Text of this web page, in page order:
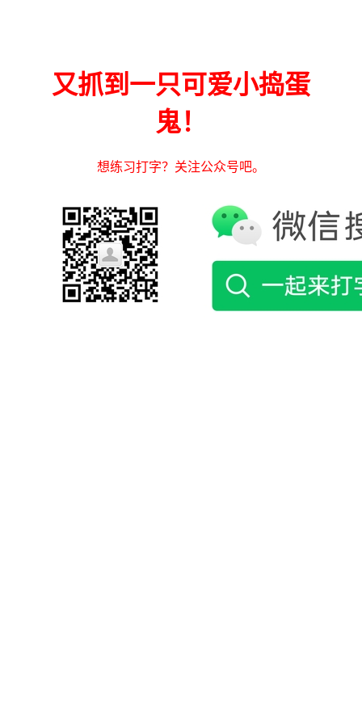
又抓到一只可爱小捣蛋
鬼！
想练习打字？关注公众号吧。